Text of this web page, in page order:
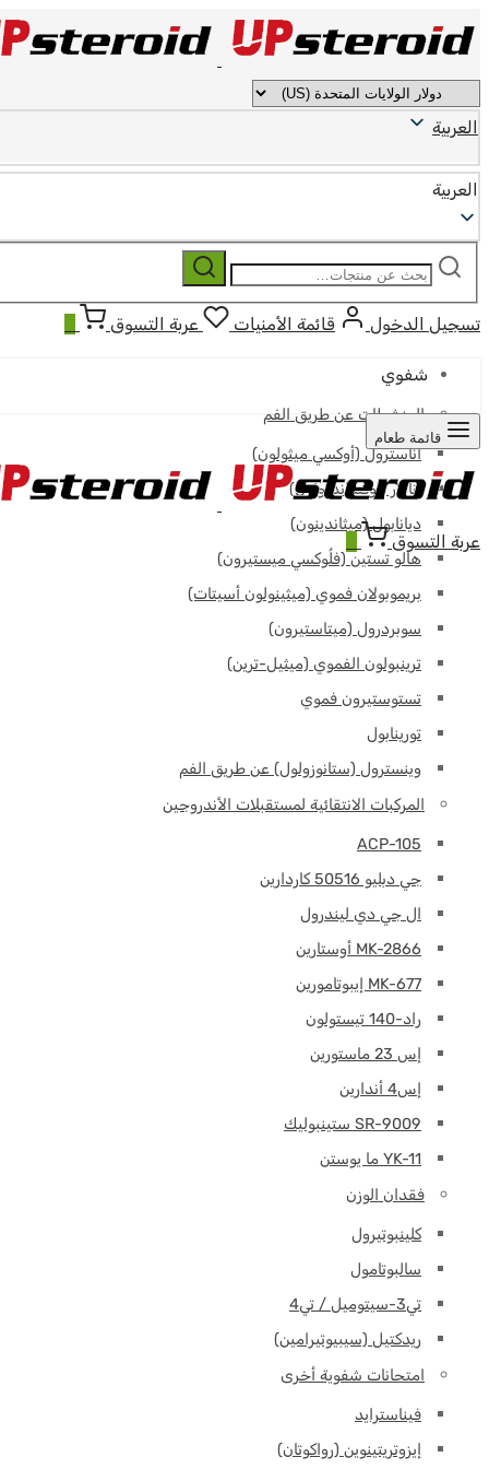
العربية
العربية
ابحث
بحث
تسجيل الدخول قائمة الأمنيات عربة التسوق
شفوي
المنشطات عن طريق الفم
أناسترول (أوكسي ميثولون)
أناوار (أوكساندرولون)
ديانابول (ميثاندينون)
هالو تستين (فلُوكسي ميستيرون)
بريموبولان فموي (ميثينولون أسيتات)
سوبردرول (ميتاستيرون)
ترينبولون الفموي (ميثيل-ترين)
تستوستيرون فموي
تورينابول
وينسترول (ستانوزولول) عن طريق الفم
المركبات الانتقائية لمستقبلات الأندروجين
ACP-105
جي دبليو 50516 كاردارين
ال جي دي ليندرول
MK-2866 أوستارين
MK-677 إيبوتامورين
راد-140 تيستولون
إس 23 ماستورين
إس4 أندارين
SR-9009 ستينبوليك
YK-11 ما يوستن
فقدان الوزن
كلينبوتيرول
سالبوتامول
تي3-سيتوميل / تي4
ريدكتيل (سيبيوتيرامين)
امتحانات شفوية أخرى
فيناسترايد
إيزوتريتينوين (رواكوتان)
قائمة طعام
عربة التسوق